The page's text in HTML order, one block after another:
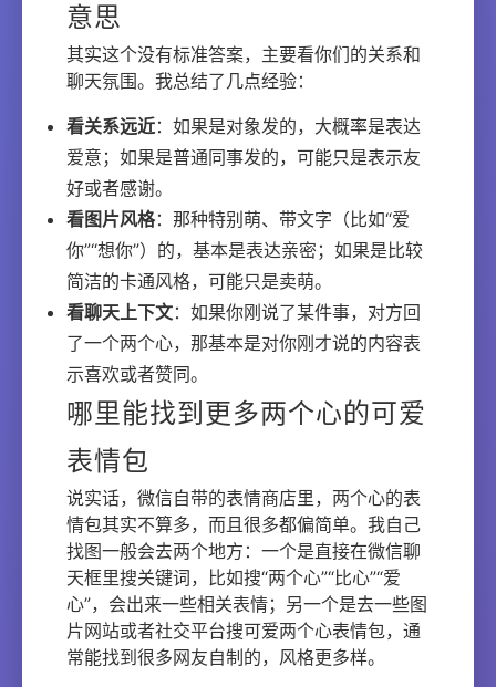
意思
其实这个没有标准答案，主要看你们的关系和
聊天氛围。我总结了几点经验：
看关系远近：如果是对象发的，大概率是表达
爱意；如果是普通同事发的，可能只是表示友
好或者感谢。
看图片风格：那种特别萌、带文字（比如“爱
你”“想你”）的，基本是表达亲密；如果是比较
简洁的卡通风格，可能只是卖萌。
看聊天上下文：如果你刚说了某件事，对方回
了一个两个心，那基本是对你刚才说的内容表
示喜欢或者赞同。
哪里能找到更多两个心的可爱
表情包
说实话，微信自带的表情商店里，两个心的表
情包其实不算多，而且很多都偏简单。我自己
找图一般会去两个地方：一个是直接在微信聊
天框里搜关键词，比如搜“两个心”“比心”“爱
心”，会出来一些相关表情；另一个是去一些图
片网站或者社交平台搜可爱两个心表情包，通
常能找到很多网友自制的，风格更多样。